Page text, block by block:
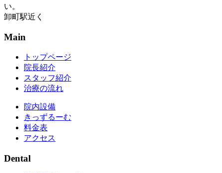
い。
卸町駅近く
Main
トップページ
院長紹介
スタッフ紹介
治療の流れ
院内設備
きっずるーむ
料金表
アクセス
Dental